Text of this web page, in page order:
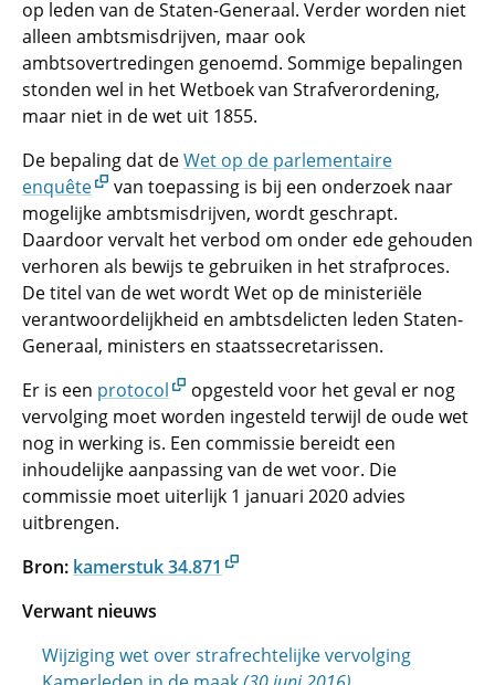
op leden van de Staten-Generaal. Verder worden niet
alleen ambtsmisdrijven, maar ook
ambtsovertredingen genoemd. Sommige bepalingen
stonden wel in het Wetboek van Strafverordening,
maar niet in de wet uit 1855.
De bepaling dat deWet op de parlementaire
enquête
van toepassing is bij een onderzoek naar
mogelijke ambtsmisdrijven, wordt geschrapt.
Daardoor vervalt het verbod om onder ede gehouden
verhoren als bewijs te gebruiken in het strafproces.
De titel van de wet wordt Wet op de ministeriële
verantwoordelijkheid en ambtsdelicten leden Staten-
Generaal, ministers en staatssecretarissen.
Er is een protocol
opgesteld voor het geval er nog
vervolging moet worden ingesteld terwijl de oude wet
nog in werking is. Een commissie bereidt een
inhoudelijke aanpassing van de wet voor. Die
commissie moet uiterlijk 1 januari 2020 advies
uitbrengen.
Bron: kamerstuk 34.871
Verwant nieuws
Wijziging wet over strafrechtelijke vervolging